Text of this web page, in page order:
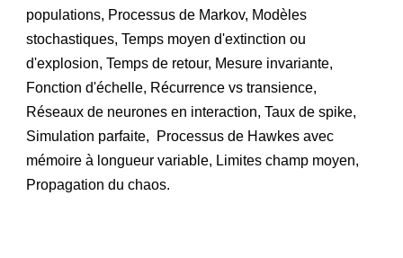
populations, Processus de Markov, Modèles
stochastiques, Temps moyen d'extinction ou
d'explosion, Temps de retour, Mesure invariante,
Fonction d'échelle, Récurrence vs transience,
Réseaux de neurones en interaction, Taux de spike,
Simulation parfaite,
Processus de Hawkes avec
mémoire à longueur variable, Limites champ moyen,
Propagation du chaos.